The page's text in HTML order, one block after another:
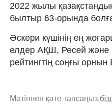
2022 жылы
былтыр 63-орында
Әскери күшінің ең
елдер АҚШ, Ресей және
рейтингтің соңғы
Мәтіннен қате тапсаңыз,